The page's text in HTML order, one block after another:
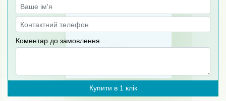
Коментар до замовлення
Купити в 1 клік